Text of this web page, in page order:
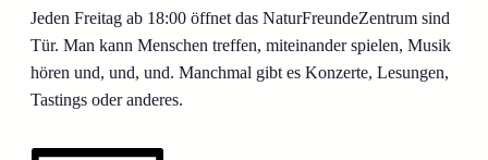
Jeden Freitag ab 18:00 öffnet das NaturFreundeZentrum sind
Tür. Man kann Menschen treffen, miteinander spielen, Musik
hören und, und, und. Manchmal gibt es Konzerte, Lesungen,
Tastings oder anderes.